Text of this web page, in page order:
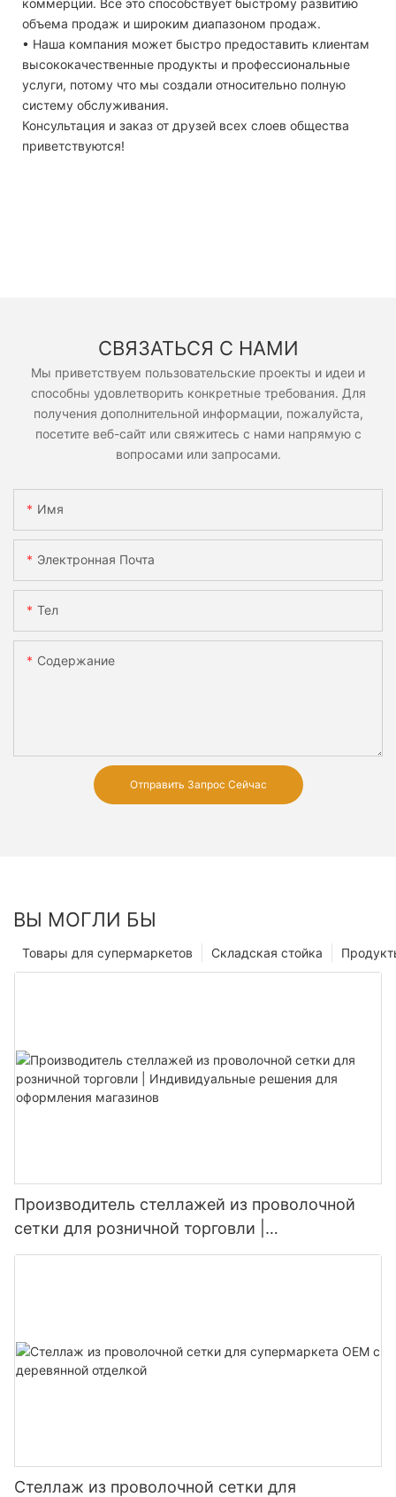
коммерции. Все это способствует быстрому развитию
объема продаж и широким диапазоном продаж.
• Наша компания может быстро предоставить клиентам
высококачественные продукты и профессиональные
услуги, потому что мы создали относительно полную
систему обслуживания.
Консультация и заказ от друзей всех слоев общества
приветствуются!
СВЯЗАТЬСЯ С НАМИ
Мы приветствуем пользовательские проекты и идеи и
способны удовлетворить конкретные требования. Для
получения дополнительной информации, пожалуйста,
посетите веб-сайт или свяжитесь с нами напрямую с
вопросами или запросами.
Имя
Электронная Почта
Тел
Содержание
Отправить Запрос Сейчас
ВЫ МОГЛИ БЫ
Складская стойка
Товары для супермаркетов
Производитель стеллажей из проволочной
сетки для розничной торговли |
Индивидуальные решения для оформления
Стеллаж из проволочной сетки для